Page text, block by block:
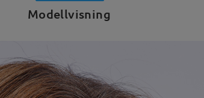
Modellvisning